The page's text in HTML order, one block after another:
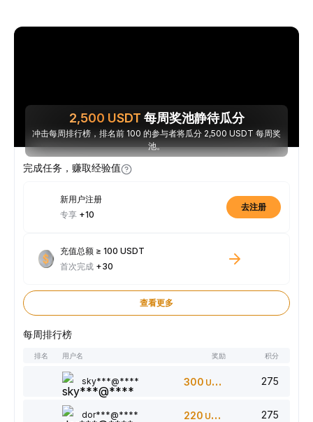
2,500 USDT 每周奖池静待瓜分
冲击每周排行榜，排名前 100 的参与者将瓜分 2,500 USDT 每周奖
池。
完成任务，赚取经验值
新用户注册
专享 +10
去注册
充值总额 ≥ 100 USDT
首次完成 +30
查看更多
每周排行榜
排名 用户名 奖励 积分
sky***@**** 300 USDT 275
dor***@**** 220 USDT 275